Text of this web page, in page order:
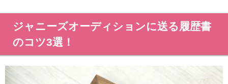
ジャニーズオーディションに送る履歴書
のコツ3選！